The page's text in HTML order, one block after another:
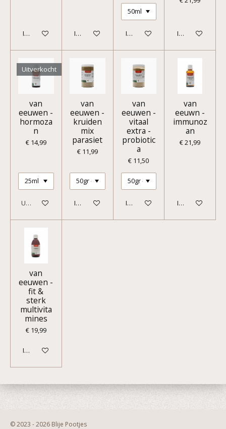
In winkelwagen In winkelwagen In winkelwagen In winkelwagen
Uitverkocht
van
eeuwen -
hormoza
n
€ 14,99
Uitverkocht
van
eeuwen -
kruiden
mix
parasiet
€ 11,99
In winkelwagen
van
eeuwen -
vitaal
extra -
probiotic
a
€ 11,50
In winkelwagen
van
eeuwn -
immunoz
an
€ 21,99
In winkelwagen
van
eeuwen -
fit &
sterk
multivita
mines
€ 19,99
In winkelwagen
© 2023 - 2026 Blije Pootjes